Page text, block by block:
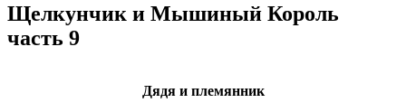
Щелкунчик и Мышиный Король
часть 9
Дядя и племянник